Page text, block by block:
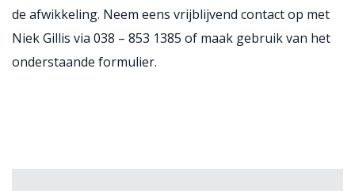
de afwikkeling. Neem eens vrijblijvend contact op met
Niek Gillis via 038 – 853 1385 of maak gebruik van het
onderstaande formulier.